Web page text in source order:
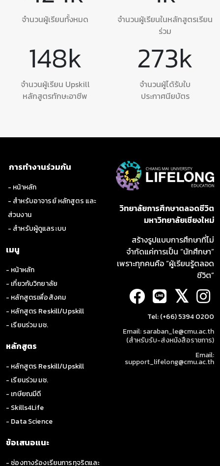
จำนวนผู้เรียนทั้งหมด
จำนวนผู้เรียนในหลักสูตรเรียน
ร่วม
148k
จำนวนผู้เรียน Upskill
หลักสูตรทักษะอาชีพ
273k
จำนวนผู้ได้รับใบ
ประกาศนียบัตร
การทำงานร่วมกัน
- หน้าหลัก
- สำหรับอาจารย์ หลักสูตร และ
ส่วนงาน
- สำหรับผู้ดูแลระบบ
เมนู
- หน้าหลัก
- เกี่ยวกับวิทยาลัย
- หลักสูตรเพื่อสังคม
- หลักสูตร Reskill/Upskill
- เรียนร่วม มช.
หลักสูตร
- หลักสูตร Reskill/Upskill
- เรียนร่วม มช.
- เกษียณมีดี
- Skills4Life
- Data Science
ข้อเสนอแนะ
- ช่องทางร้องเรียนการทุจริตและ
วิทยาลัยการศึกษาตลอดชีวิต
มหาวิทยาลัยเชียงใหม่
สร้างรูปแบบการศึกษาที่ไม่
จำกัดแค่การเป็น “นักศึกษา”
เพราะทุกคนคือ “ผู้เรียนรู้ตลอด
ชีวิต”
𝕏
Tel: (+66) 5394 0200
Email: saraban_le@cmu.ac.th
(สำหรับรับ-ส่งหนังสือราชการ)
Email:
support_lifelong@cmu.ac.th